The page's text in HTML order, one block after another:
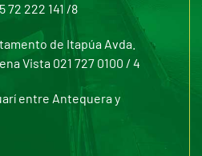
72 222 141 /8
de Itapúa Avda.
Vista 021 727 0100 / 4
entre Antequera y